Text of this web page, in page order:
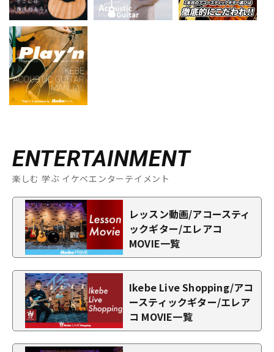
ENTERTAINMENT
楽しむ 学ぶ イケベエンターテイメント
レッスン動画/アコースティ
ックギター/エレアコ
MOVIE一覧
Ikebe Live Shopping/アコ
ースティックギター/エレア
コ MOVIE一覧